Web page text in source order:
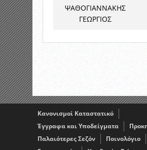
ΨΑΘΟΓΙΑΝΝΑΚΗΣ
ΓΕΩΡΓΙΟΣ
Κανονισμοί Καταστατικό
Έγγραφα και Υποδείγματα
Παλαιότερες Σεζόν
Ποινολόγιο